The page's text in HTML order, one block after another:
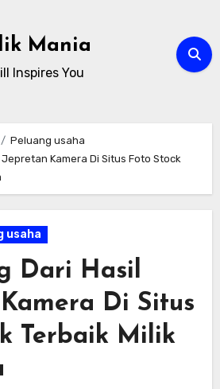
Mania
Inspires You
Peluang usaha
Kamera Di Situs Foto Stock
usaha
Dari Hasil
Di Situs
Terbaik Milik